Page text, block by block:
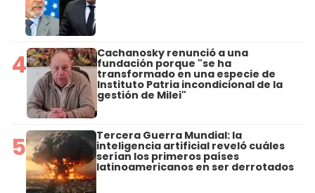
4 Cachanosky renunció a una
fundación porque "se ha
transformado en una especie de
Instituto Patria incondicional de la
gestión de Milei"
5 Tercera Guerra Mundial: la
inteligencia artificial reveló cuáles
serían los primeros países
latinoamericanos en ser derrotados